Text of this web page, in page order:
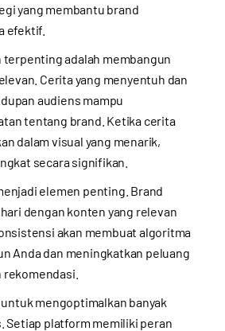
yang membantu brand
efektif.
terpenting adalah membangun
Cerita yang menyentuh dan
audiens mampu
tentang brand. Ketika cerita
dalam visual yang menarik,
secara signifikan.
elemen penting. Brand
dengan konten yang relevan
akan membuat algoritma
Anda dan meningkatkan peluang
mengoptimalkan banyak
Setiap platform memiliki peran